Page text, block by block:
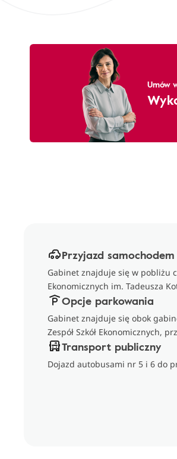
Umów
Przyjazd samochodem
Gabinet znajduje się w pobliżu
Ekonomicznych im. Tadeusza
Opcje parkowania
Gabinet znajduje się obok
Zespół Szkół Ekonomicznych,
Transport publiczny
Dojazd autobusami nr 5 i 6 do